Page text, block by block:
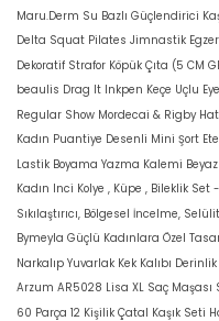
Maru.Derm Su Bazlı Güçlendirici
Delta Squat Pilates Jimnastik
Dekoratif Strafor Köpük Çıta (5 CM
beaulis Drag It Inkpen Keçe Uçlu
Regular Show Mordecai & Rigby
Kadın Puantiye Desenli Mini Şort
Lastik Boyama Yazma Kalemi Beyaz
Kadın Inci Kolye , Küpe , Bileklik Set
Sıkılaştırıcı, Bölgesel İncelme,
Bymeyla Güçlü Kadınlara Özel
Narkalıp Yuvarlak Kek Kalıbı
Arzum AR5028 Lisa XL Saç
60 Parça 12 Kişilik Çatal Kaşık Seti